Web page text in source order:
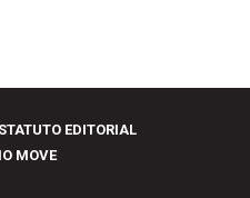
EDITORIAL
MOVE